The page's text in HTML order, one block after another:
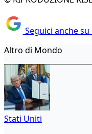
Seguici anche
Altro di Mondo
Stati Uniti